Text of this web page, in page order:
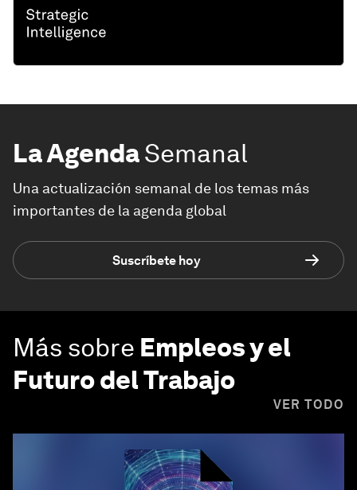
La AgendaSemanal
Una actualización semanal de los temas más
importantes de la agenda global
Suscríbete hoy
Más sobre Empleos y el
Futuro del Trabajo
VER TODO